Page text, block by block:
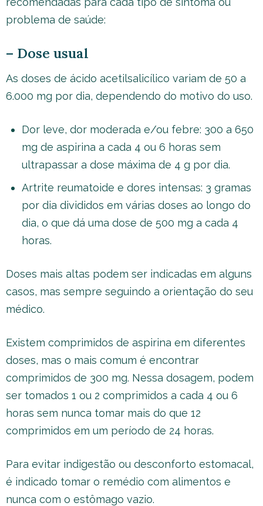
problema de saúde:
– Dose usual
As doses de ácido acetilsalicílico variam de 50 a
6.000 mg por dia, dependendo do motivo do uso.
Dor leve, dor moderada e/ou febre: 300 a 650
mg de aspirina a cada 4 ou 6 horas sem
ultrapassar a dose máxima de 4 g por dia.
Artrite reumatoide e dores intensas: 3 gramas
por dia divididos em várias doses ao longo do
dia, o que dá uma dose de 500 mg a cada 4
horas.
Doses mais altas podem ser indicadas em alguns
casos, mas sempre seguindo a orientação do seu
médico.
Existem comprimidos de aspirina em diferentes
doses, mas o mais comum é encontrar
comprimidos de 300 mg. Nessa dosagem, podem
ser tomados 1 ou 2 comprimidos a cada 4 ou 6
horas sem nunca tomar mais do que 12
comprimidos em um período de 24 horas.
Para evitar indigestão ou desconforto estomacal,
é indicado tomar o remédio com alimentos e
nunca com o estômago vazio.